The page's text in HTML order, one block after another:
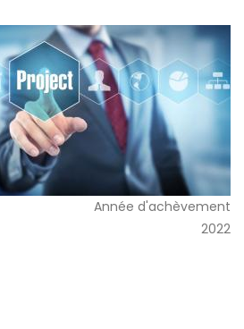
Année d'achèvement
2022